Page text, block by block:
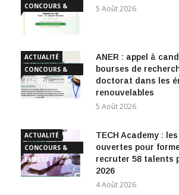
CONCOURS &
EMPLOI
5 Août 2026
ACTUALITÉ
CONCOURS &
EMPLOI
ANER : appel à
bourses de
doctorat dans les
renouvelables
5 Août 2026
ACTUALITÉ
CONCOURS &
EMPLOI
TECH Academy :
ouvertes pour
recruter 58 talents
2026
4 Août 2026